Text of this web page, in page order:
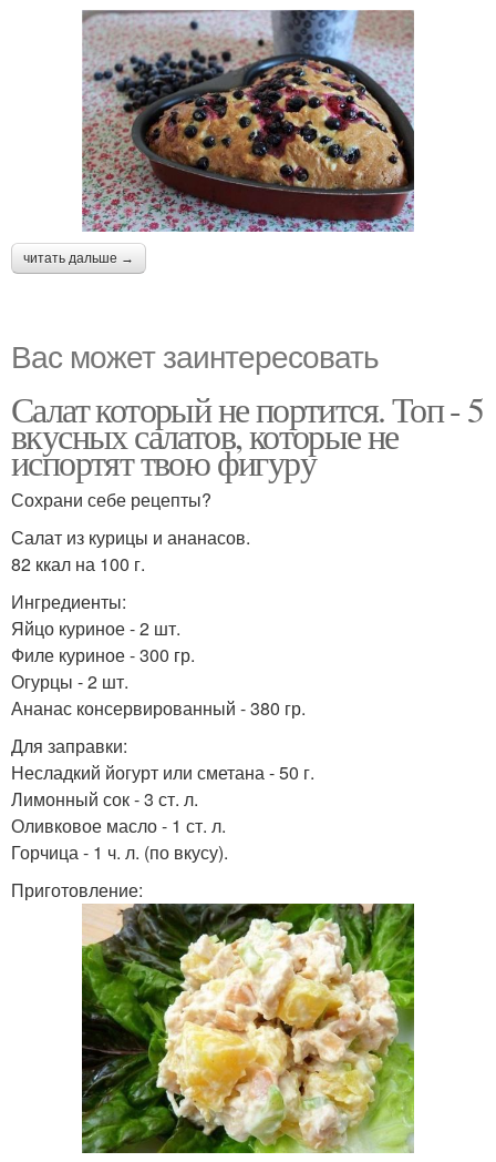
читать дальше →
Вас может заинтересовать
Салат который не портится. Топ - 5
вкусных салатов, которые не
испортят твою фигуру
Сохрани себе рецепты?
Салат из курицы и ананасов.
82 ккал на 100 г.
Ингредиенты:
Яйцо куриное - 2 шт.
Филе куриное - 300 гр.
Огурцы - 2 шт.
Ананас консервированный - 380 гр.
Для заправки:
Несладкий йогурт или сметана - 50 г.
Лимонный сок - 3 ст. л.
Оливковое масло - 1 ст. л.
Горчица - 1 ч. л. (по вкусу).
Приготовление: